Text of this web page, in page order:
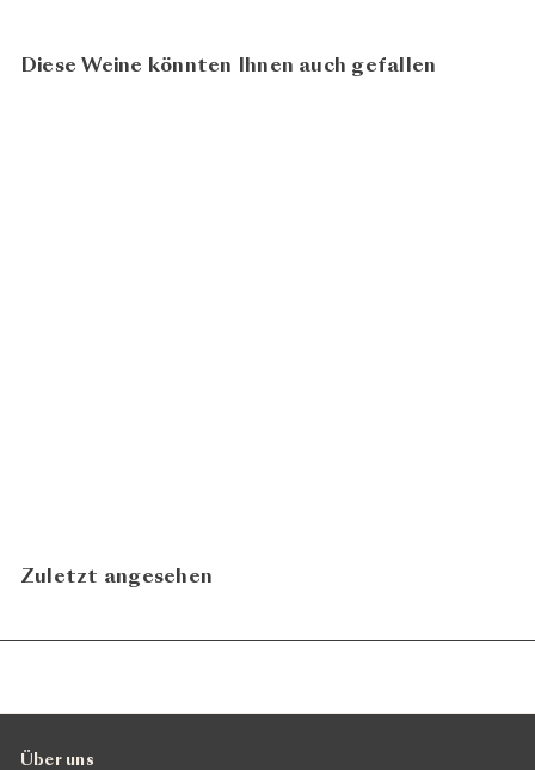
Diese Weine könnten Ihnen auch gefallen
Zuletzt angesehen
Über uns